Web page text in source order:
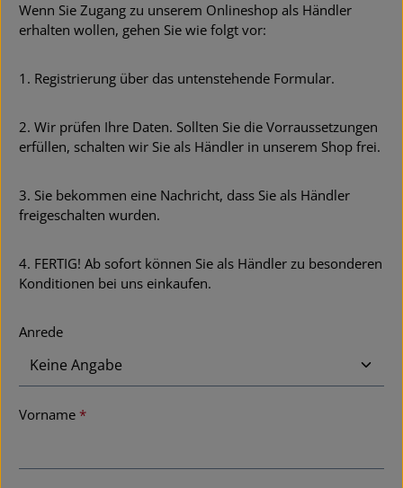
Wenn Sie Zugang zu unserem Onlineshop als Händler
erhalten wollen, gehen Sie wie folgt vor:
1. Registrierung über das untenstehende Formular.
2. Wir prüfen Ihre Daten. Sollten Sie die Vorraussetzungen
erfüllen, schalten wir Sie als Händler in unserem Shop frei.
3. Sie bekommen eine Nachricht, dass Sie als Händler
freigeschalten wurden.
4. FERTIG! Ab sofort können Sie als Händler zu besonderen
Konditionen bei uns einkaufen.
Persönliche Informationen
Anrede
Vorname *